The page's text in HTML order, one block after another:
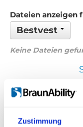
Zustimmung
Dateien anzeigen
Bestvest
Keine Dateien